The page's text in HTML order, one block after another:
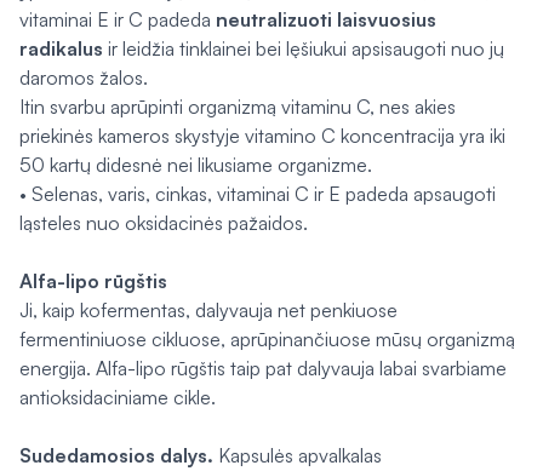
vitaminai E ir C padeda neutralizuoti laisvuosius
radikalus ir leidžia tinklainei bei lęšiukui apsisaugoti nuo jų
daromos žalos.
Itin svarbu aprūpinti organizmą vitaminu C, nes akies
priekinės kameros skystyje vitamino C koncentracija yra iki
50 kartų didesnė nei likusiame organizme.
• Selenas, varis, cinkas, vitaminai C ir E padeda apsaugoti
ląsteles nuo oksidacinės pažaidos.
Alfa-lipo rūgštis
Ji, kaip kofermentas, dalyvauja net penkiuose
fermentiniuose cikluose, aprūpinančiuose mūsų organizmą
energija. Alfa-lipo rūgštis taip pat dalyvauja labai svarbiame
antioksidaciniame cikle.
Sudedamosios dalys. Kapsulės apvalkalas